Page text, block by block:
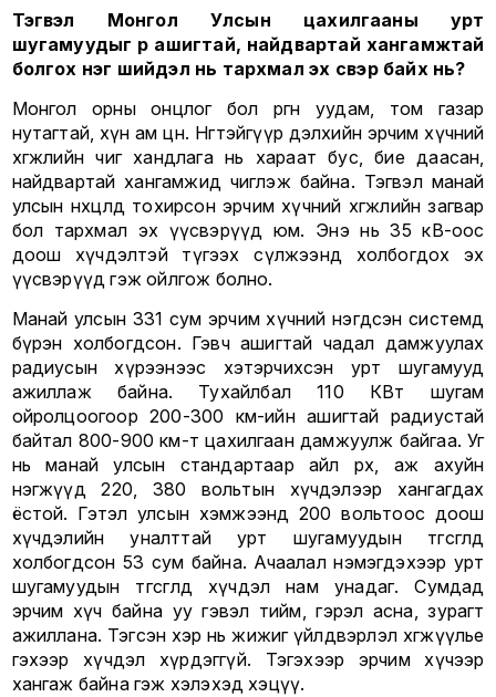
Тэгвэл Монгол Улсын цахилгааны урт
шугамуудыг үр ашигтай, найдвартай хангамжтай
болгох нэг шийдэл нь тархмал эх үүсвэр байх нь?
Монгол орны онцлог бол өргөн уудам, том газар
нутагтай, хүн ам цөөн. Нөгөөтэйгүүр дэлхийн эрчим хүчний
хөгжлийн чиг хандлага нь хараат бус, бие даасан,
найдвартай хангамжид чиглэж байна. Тэгвэл манай
улсын нөхцөлд тохирсон эрчим хүчний хөгжлийн загвар
бол тархмал эх үүсвэрүүд юм. Энэ нь 35 кВ-оос
доош хүчдэлтэй түгээх сүлжээнд холбогдох эх
үүсвэрүүд гэж ойлгож болно.
Манай улсын 331 сум эрчим хүчний нэгдсэн системд
бүрэн холбогдсон. Гэвч ашигтай чадал дамжуулах
радиусын хүрээнээс хэтэрчихсэн урт шугамууд
ажиллаж байна. Тухайлбал 110 КВт шугам
ойролцоогоор 200-300 км-ийн ашигтай радиустай
байтал 800-900 км-т цахилгаан дамжуулж байгаа. Уг
нь манай улсын стандартаар айл өрх, аж ахуйн
нэгжүүд 220, 380 вольтын хүчдэлээр хангагдах
ёстой. Гэтэл улсын хэмжээнд 200 вольтоос доош
хүчдэлийн уналттай урт шугамуудын төгсгөлд
холбогдсон 53 сум байна. Ачаалал нэмэгдэхээр урт
шугамуудын төгсгөлд хүчдэл нам унадаг. Сумдад
эрчим хүч байна уу гэвэл тийм, гэрэл асна, зурагт
ажиллана. Тэгсэн хэр нь жижиг үйлдвэрлэл хөгжүүлье
гэхээр хүчдэл хүрдэггүй. Тэгэхээр эрчим хүчээр
хангаж байна гэж хэлэхэд хэцүү.